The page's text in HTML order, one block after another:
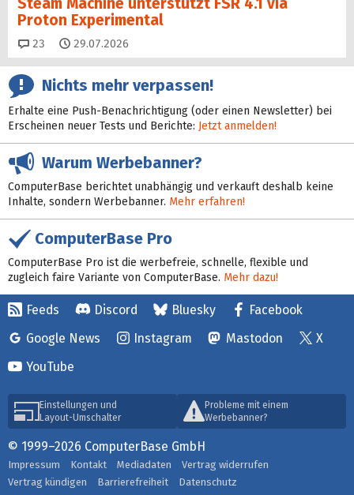
Proton Experimental
23 Kommentare
29.07.2026
Nichts mehr verpassen!
Erhalte eine Push-Benachrichtigung (oder einen Newsletter) bei
Erscheinen neuer Tests und Berichte: Jetzt anmelden!
Warum Werbebanner?
ComputerBase berichtet unabhängig und verkauft deshalb keine
Inhalte, sondern Werbebanner. Mehr erfahren!
ComputerBase Pro
ComputerBase Pro ist die werbefreie, schnelle, flexible und
zugleich faire Variante von ComputerBase. Mehr dazu!
Feeds Discord Bluesky
Facebook
Google News
Instagram Mastodon
X
YouTube
Einstellungen und
Layout-Umschalter
Probleme mit einem
Werbebanner?
© 1999–2026 ComputerBase GmbH
Impressum Kontakt Mediadaten
Vertrag widerrufen
Vertrag kündigen
Barrierefreiheit Datenschutz